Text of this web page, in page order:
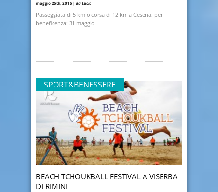
maggio 25th, 2015 | da Lucia
Passeggiata di 5 km o corsa di 12 km a Cesena, per
beneficenza: 31 maggio
SPORT&BENESSERE
BEACH TCHOUKBALL FESTIVAL A VISERBA
DI RIMINI